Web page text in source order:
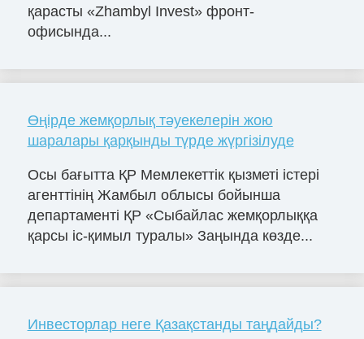
қарасты «Zhambyl Invest» фронт-
офисында...
Өңірде жемқорлық тәуекелерін жою
шаралары қарқынды түрде жүргізілуде
Осы бағытта ҚР Мемлекеттік қызметі істері
агенттінің Жамбыл облысы бойынша
департаменті ҚР «Сыбайлас жемқорлыққа
қарсы іс-қимыл туралы» Заңында көзде...
Инвесторлар неге Қазақстанды таңдайды?